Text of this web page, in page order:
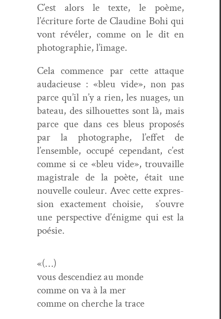
C’est alors le texte, le poème,
l’écriture forte de Clau­dine Bohi qui
vont révéler, comme on le dit en
pho­togra­phie, l’image.
Cela com­mence par cette attaque
auda­cieuse : «bleu vide», non pas
parce qu’il n’y a rien, les nuages, un
bateau, des sil­hou­ettes sont là, mais
parce que dans ces bleus pro­posés
par la pho­tographe, l’effet de
l’ensemble, occupé cepen­dant, c’est
comme si ce «bleu vide», trou­vaille
magis­trale de la poète, était une
nou­velle couleur. Avec cette expres­
sion exacte­ment choisie,
s’ouvre
une per­spec­tive d’énigme qui est la
poésie.
«(…)
vous descendiez au monde
comme on va à la mer
comme on cherche la trace